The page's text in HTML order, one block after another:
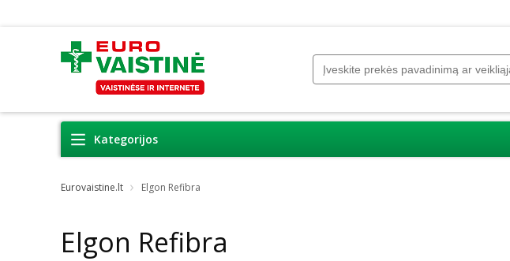
Kategorijos
Eurovaistine.lt Elgon Refibra
Elgon Refibra